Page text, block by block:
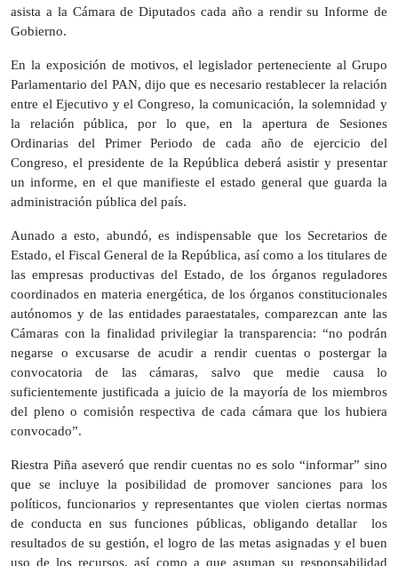
asista a la Cámara de Diputados cada año a rendir su Informe de
Gobierno.
En la exposición de motivos, el legislador perteneciente al Grupo
Parlamentario del PAN, dijo que es necesario restablecer la relación
entre el Ejecutivo y el Congreso, la comunicación, la solemnidad y
la relación pública, por lo que, en la apertura de Sesiones
Ordinarias del Primer Periodo de cada año de ejercicio del
Congreso, el presidente de la República deberá asistir y presentar
un informe, en el que manifieste el estado general que guarda la
administración pública del país.
Aunado a esto, abundó, es indispensable que los Secretarios de
Estado, el Fiscal General de la República, así como a los titulares de
las empresas productivas del Estado, de los órganos reguladores
coordinados en materia energética, de los órganos constitucionales
autónomos y de las entidades paraestatales, comparezcan ante las
Cámaras con la finalidad privilegiar la transparencia: “no podrán
negarse o excusarse de acudir a rendir cuentas o postergar la
convocatoria de las cámaras, salvo que medie causa lo
suficientemente justificada a juicio de la mayoría de los miembros
del pleno o comisión respectiva de cada cámara que los hubiera
convocado”.
Riestra Piña aseveró que rendir cuentas no es solo “informar” sino
que se incluye la posibilidad de promover sanciones para los
políticos, funcionarios y representantes que violen ciertas normas
de conducta en sus funciones públicas, obligando detallar los
resultados de su gestión, el logro de las metas asignadas y el buen
uso de los recursos, así como a que asuman su responsabilidad